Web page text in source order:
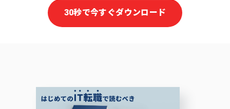
30秒で今すぐダウンロード